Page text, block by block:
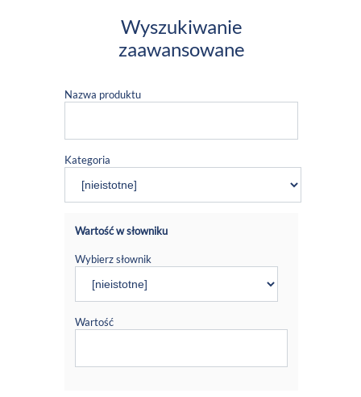
Wyszukiwanie
zaawansowane
Nazwa produktu
Kategoria
Wartość w słowniku
Wybierz słownik
Wartość